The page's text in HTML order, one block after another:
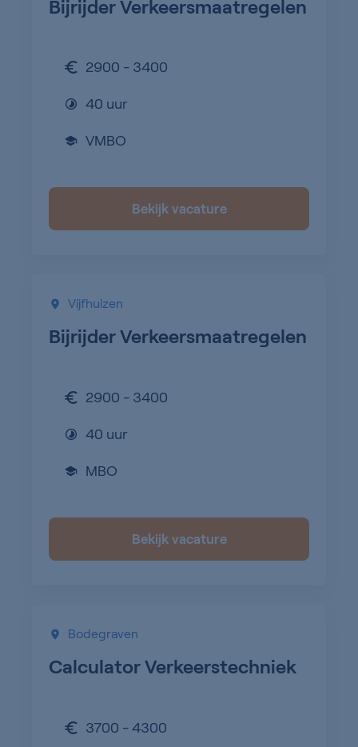
Bijrijder Verkeersmaatregelen
2900 - 3400
40 uur
VMBO
Bekijk vacature
Vijfhuizen
Bijrijder Verkeersmaatregelen
2900 - 3400
40 uur
MBO
Bekijk vacature
Bodegraven
Calculator Verkeerstechniek
3700 - 4300